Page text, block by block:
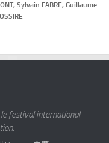
Sylvain FABRE, Guillaume
festival international